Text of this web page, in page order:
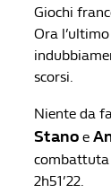
Giochi
Ora
scorsi.
Niente da
Stano e
combattuta
2h51’22.